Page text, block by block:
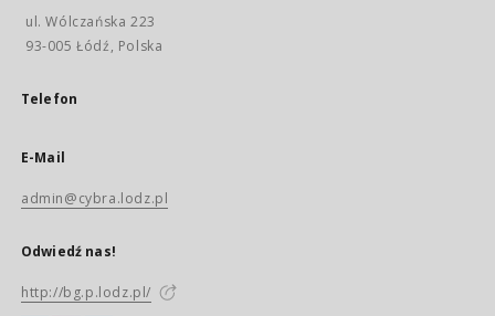
ul. Wólczańska 223
93-005 Łódź, Polska
Telefon
E-Mail
admin@cybra.lodz.pl
Odwiedź nas!
http://bg.p.lodz.pl/